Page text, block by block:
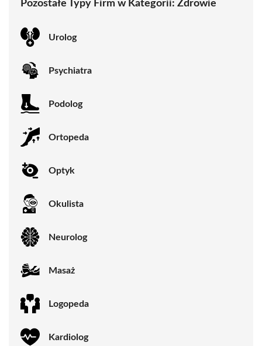
Pozostałe Typy Firm w Kategorii: Zdrowie
Urolog
Psychiatra
Podolog
Ortopeda
Optyk
Okulista
Neurolog
Masaż
Logopeda
Kardiolog